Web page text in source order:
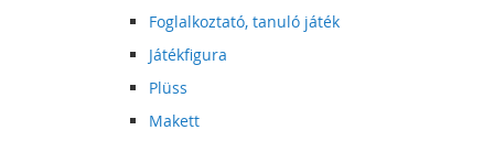
Foglalkoztató, tanuló játék
Játékfigura
Plüss
Makett